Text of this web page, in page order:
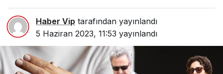
Haber Vip tarafından yayınlandı
5 Haziran 2023, 11:53 yayınlandı